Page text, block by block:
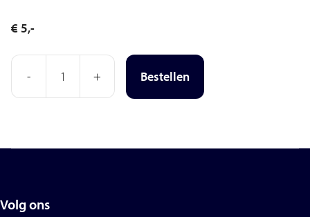
€ 5,-
-
verheft
+ Bestellen
Volg ons